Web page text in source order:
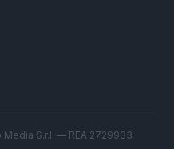
S.r.l. — REA 2729933